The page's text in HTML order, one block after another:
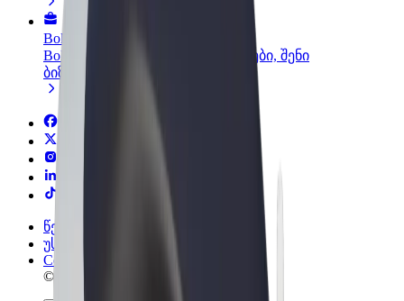
Bolt ბიზნესისთვის
Bolt-ის პროდუქტები და სერვისები, შენი
ბიზნესისთვის
წესები და პირობები
უსაფრთხოება
Cookies
© 2026 Bolt Technology OÜ